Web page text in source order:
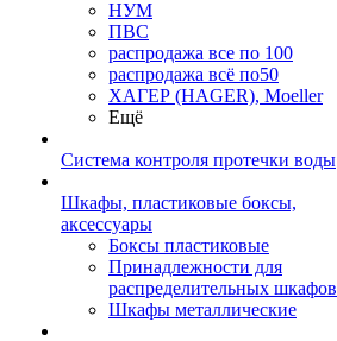
НУМ
ПВС
распродажа все по 100
распродажа всё по50
ХАГЕР (HAGER), Moeller
Ещё
Система контроля протечки воды
Шкафы, пластиковые боксы,
аксессуары
Боксы пластиковые
Принадлежности для
распределительных шкафов
Шкафы металлические